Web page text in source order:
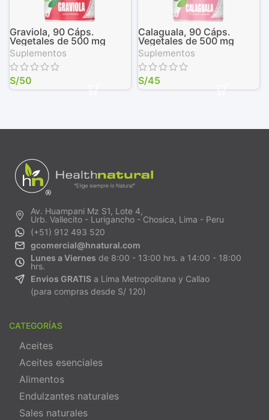
Graviola, 90 Cáps.
Vegetales de 500 mg
Suplementos
S/50
Calaguala, 90 Cáps.
Vegetales de 500 mg
Suplementos
S/45
Av. Huampani Mz S1, Lote 4,
Urb. Vallecito - Lurigancho - Chosica, Lima - Peru
(+51) 912 493 520
gcomercial@hnatural.com
Lunes a Viernes de 8:00 - 13:00 hrs. a 14:00 - 18:00
hrs.
Envios GRATIS a Lima Metropolitana y Callao
(para compras desde S/ 120)
CATEGORÍAS
Aceites
Aceites esenciales
Alimentos
Endulzantes naturales
Sales naturales